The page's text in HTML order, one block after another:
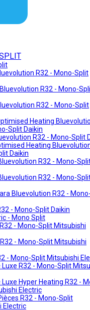
R32 - Mono-Split
R32 - Mono-
R32 - Mono-Split
Heating
Split Daikin
R32 - Mono-Split
Heating
Daikin
R32 - Mono-
R32 - Mono-
Bluevolution R32 -
- Mono-Split Daikin
- Mono Split
- Mono-Split Mitsubishi
- Mono-Split Mitsubishi
- Mono-Split Mitsubishi
Luxe R32 - Mono-Split
Luxe Hyper Heating R32 -
Electric
R32 - Mono-Split
Electric